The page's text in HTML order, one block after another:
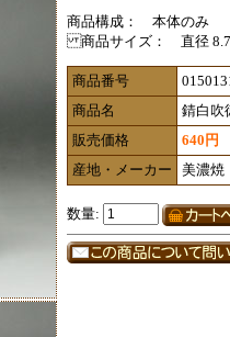
商品構成： 本体のみ
商品サイズ： 直径
商品番号
商品名
錆白吹
販売価格
640円
産地・メーカー
美濃焼
数量: